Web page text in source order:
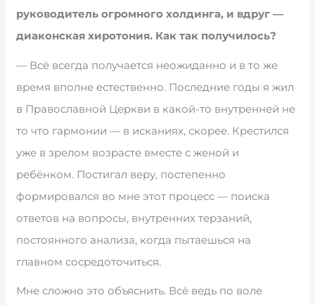
руководитель огромного холдинга, и вдруг —
диаконская хиротония. Как так получилось?
— Всё всегда получается неожиданно и в то же
время вполне естественно. Последние годы я жил
в Православной Церкви в какой-то внутренней не
то что гармонии — в исканиях, скорее. Крестился
уже в зрелом возрасте вместе с женой и
ребёнком. Постигал веру, постепенно
формировался во мне этот процесс — поиска
ответов на вопросы, внутренних терзаний,
постоянного анализа, когда пытаешься на
главном сосредоточиться.
Мне сложно это объяснить. Всё ведь по воле